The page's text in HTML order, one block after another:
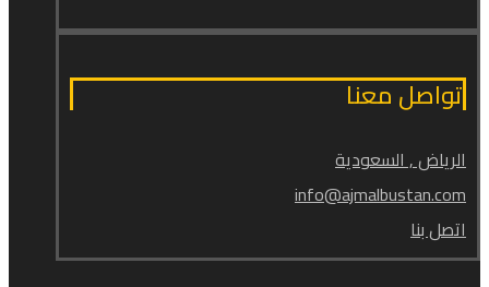
تواصل معنا
الرياض , السعودية
info@ajmalbustan.com
اتصل بنا